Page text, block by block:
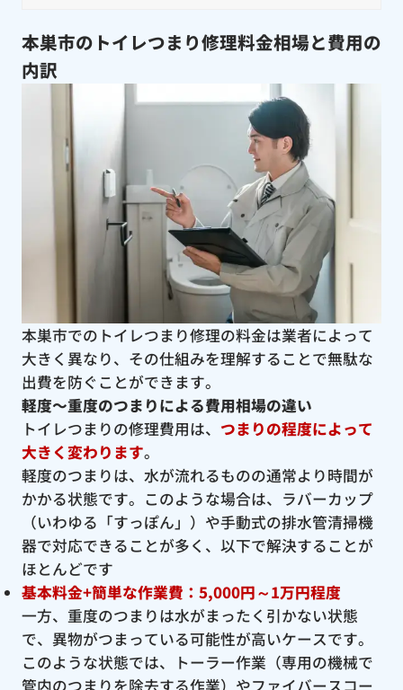
本巣市のトイレつまり修理料金相場と費用の
内訳
本巣市でのトイレつまり修理の料金は業者によって
大きく異なり、その仕組みを理解することで無駄な
出費を防ぐことができます。
軽度〜重度のつまりによる費用相場の違い
トイレつまりの修理費用は、 つまりの程度によって
大きく変わります。
軽度のつまりは、水が流れるものの通常より時間が
かかる状態です。このような場合は、ラバーカップ
（いわゆる「すっぽん」）や手動式の排水管清掃機
器で対応できることが多く、以下で解決することが
ほとんどです
基本料金+簡単な作業費：5,000円～1万円程度
一方、重度のつまりは水がまったく引かない状態
で、異物がつまっている可能性が高いケースです。
このような状態では、トーラー作業（専用の機械で
管内のつまりを除去する作業）やファイバースコー